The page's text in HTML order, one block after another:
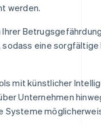
werden.
eine
mit künstlicher
Unternehmen
Systeme